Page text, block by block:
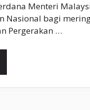
Menteri
Nasional bagi
Pergerakan …